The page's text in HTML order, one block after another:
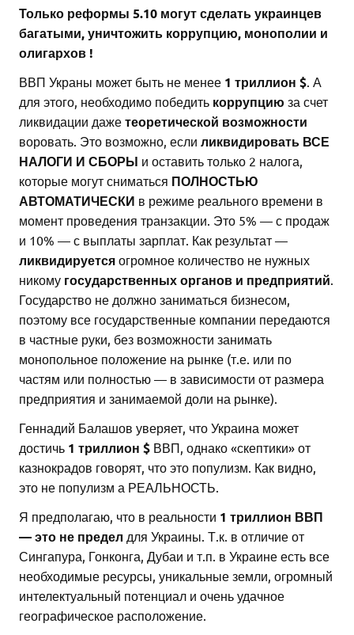
Только реформы 5.10 могут сделать украинцев
багатыми, уничтожить коррупцию, монополии и
олигархов !
ВВП Украны может быть не менее 1 триллион $ . А
для этого, необходимо победить коррупцию за счет
ликвидации даже теоретической возможности
воровать. Это возможно, если ликвидировать ВСЕ
НАЛОГИ И СБОРЫ и оставить только 2 налога,
которые могут сниматься ПОЛНОСТЬЮ
АВТОМАТИЧЕСКИ в режиме реального времени в
момент проведения транзакции. Это 5% — с продаж
и 10% — с выплаты зарплат. Как результат —
ликвидируется огромное количество не нужных
никому государственных органов и предприятий
Государство не должно заниматься бизнесом,
поэтому все государственные компании передаются
в частные руки, без возможности занимать
монопольное положение на рынке (т.е. или по
частям или полностью — в зависимости от размера
предприятия и занимаемой доли на рынке).
Геннадий Балашов уверяет, что Украина может
достичь 1 триллион $ ВВП, однако «скептики» от
казнокрадов говорят, что это популизм. Как видно,
это не популизм а РЕАЛЬНОСТЬ.
Я предполагаю, что в реальности 1 триллион ВВП
— это не предел для Украины. Т.к. в отличие от
Сингапура, Гонконга, Дубаи и т.п. в Украине есть все
необходимые ресурсы, уникальные земли, огромный
интелектуальный потенциал и очень удачное
географическое расположение.